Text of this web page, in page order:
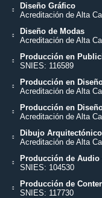
Diseño Gráfico
Acreditación de Alta
Diseño de Modas
Acreditación de Alta
Producción en
SNIES: 116589
Producción en
Acreditación de Alta
Producción en
Acreditación de Alta
Dibujo
Acreditación de Alta
Producción de Audio
SNIES: 104530
Producción de
SNIES: 117730